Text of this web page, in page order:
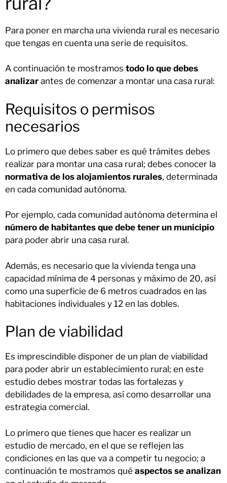
Para poner en marcha una vivienda rural es necesario
que tengas en cuenta una serie de requisitos.
A continuación te mostramos todo lo que debes
analizar antes de comenzar a montar una casa rural:
Requisitos o permisos
necesarios
Lo primero que debes saber es qué trámites debes
realizar para montar una casa rural; debes conocer la
normativa de los alojamientos rurales, determinada
en cada comunidad autónoma.
Por ejemplo, cada comunidad autónoma determina el
número de habitantes que debe tener un municipio
para poder abrir una casa rural.
Además, es necesario que la vivienda tenga una
capacidad mínima de 4 personas y máximo de 20, así
como una superficie de 6 metros cuadrados en las
habitaciones individuales y 12 en las dobles.
Plan de viabilidad
Es imprescindible disponer de un plan de viabilidad
para poder abrir un establecimiento rural; en este
estudio debes mostrar todas las fortalezas y
debilidades de la empresa, así como desarrollar una
estrategia comercial.
Lo primero que tienes que hacer es realizar un
estudio de mercado, en el que se reflejen las
condiciones en las que va a competir tu negocio; a
continuación te mostramos qué aspectos se analizan